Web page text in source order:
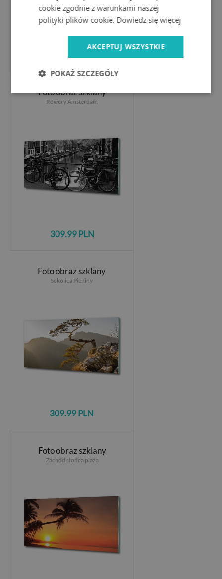
Foto obraz szklany
Rowery Amsterdam
309.99 PLN
Foto obraz szklany
Sokolica Pieniny
309.99 PLN
Foto obraz szklany
Zachód słońca plaża
cookie zgodnie z warunkami naszej
polityki plików cookie. Dowiedz się więcej
AKCEPTUJ WSZYSTKIE
POKAŻ SZCZEGÓŁY